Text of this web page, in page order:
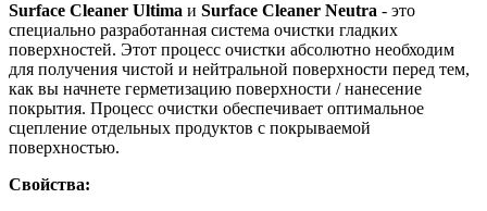
Surface Cleaner Ultima и Surface Cleaner Neutra - это
специально разработанная система очистки гладких
поверхностей. Этот процесс очистки абсолютно необходим
для получения чистой и нейтральной поверхности перед тем,
как вы начнете герметизацию поверхности / нанесение
покрытия. Процесс очистки обеспечивает оптимальное
сцепление отдельных продуктов с покрываемой
поверхностью.
Свойства: